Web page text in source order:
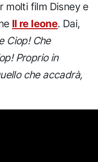
molti film Disney e
Il re leone. Dai,
Ciop! Che
Proprio in
che accadrà,